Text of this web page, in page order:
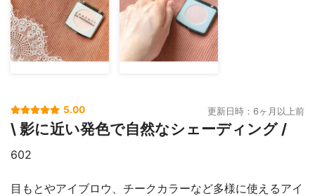
5.00 更新日時：6ヶ月以上前
\ 影に近い発色で自然なシェーディング /
602
目もとやアイブロウ、チークカラーなど多様に使えるアイ